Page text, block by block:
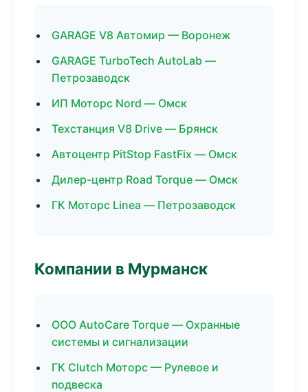
GARAGE V8 Автомир — Воронеж
GARAGE TurboTech AutoLab —
Петрозаводск
ИП Моторс Nord — Омск
Техстанция V8 Drive — Брянск
Автоцентр PitStop FastFix — Омск
Дилер-центр Road Torque — Омск
ГК Моторс Linea — Петрозаводск
Компании в Мурманск
ООО AutoCare Torque — Охранные
системы и сигнализации
ГК Clutch Моторс — Рулевое и
подвеска